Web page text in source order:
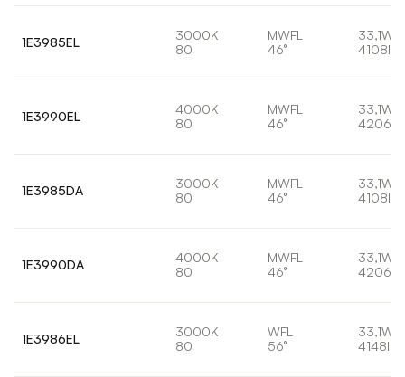
1E3985EL
3000K
80
MWFL
46°
33,1W
4108lm
1E3990EL
4000K
80
MWFL
46°
33,1W
4206lm
1E3985DA
3000K
80
MWFL
46°
33,1W
4108lm
1E3990DA
4000K
80
MWFL
46°
33,1W
4206lm
1E3986EL
3000K
80
WFL
56°
33,1W
4148lm